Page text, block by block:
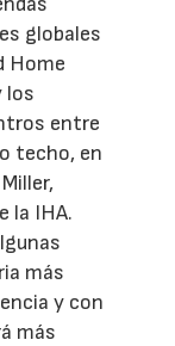
globales
Home
los
entre
techo, en
la IHA.
más
y con
más